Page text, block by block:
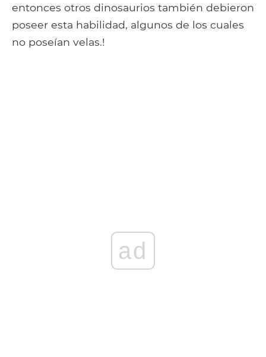
entonces otros dinosaurios también debieron
poseer esta habilidad, algunos de los cuales
no poseían velas.!
ad